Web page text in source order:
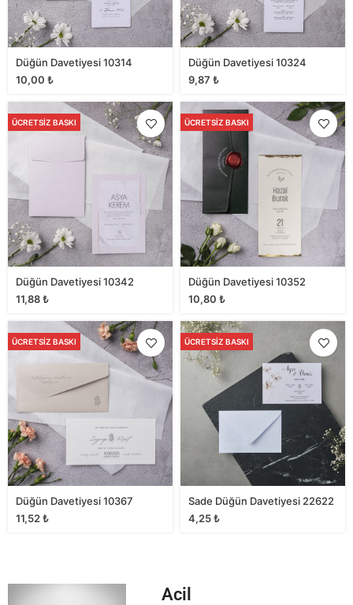
Düğün Davetiyesi 10314
10,00 ₺
Düğün Davetiyesi 10324
9,87 ₺
ÜCRETSIZ BASKI
Düğün Davetiyesi 10342
11,88₺
ÜCRETSIZ BASKI
Düğün Davetiyesi 10352
10,80 ₺
ÜCRETSIZ BASKI
Düğün Davetiyesi 10367
11,52₺
ÜCRETSIZ BASKI
Sade Düğün Davetiyesi 22622
4,25₺
Acil